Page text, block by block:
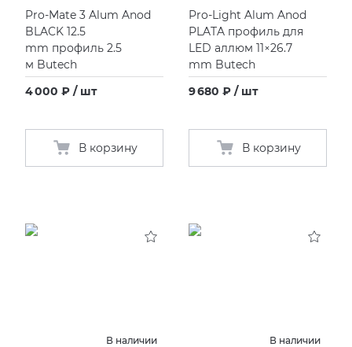
KERAMA MARAZZI
PAMESA
PORCELANOSA
ГРАНИТЕЯ
XLIGHT XTONE URBATEK
XXL Pamesa
СМЕСИТЕЛИ
УНИТАЗЫ И ПИCCУАРЫ
Pro-Mate 3 Alum Anod
BLACK 12.5
mm профиль 2.5
м Butech
4 000 ₽ / шт
В корзину
Pro-Light Alum Anod
PLATA профиль для
LED аллюм 11×26.7
mm Butech
9 680 ₽ / шт
В корзину
В наличии В наличии